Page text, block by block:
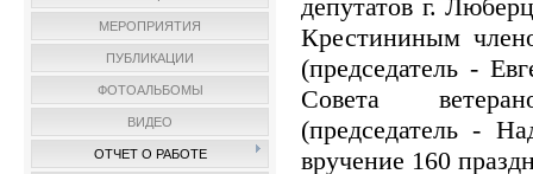
МЕРОПРИЯТИЯ
ПУБЛИКАЦИИ
ФОТОАЛЬБОМЫ
ВИДЕО
ОТЧЕТ О РАБОТЕ
депутатов г.
Крестининым
(председатель -
Совета
(председатель -
вручение 160